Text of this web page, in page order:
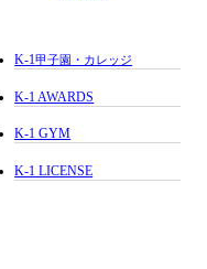
K-1甲子園・カレッジ
K-1 AWARDS
K-1 GYM
K-1 LICENSE